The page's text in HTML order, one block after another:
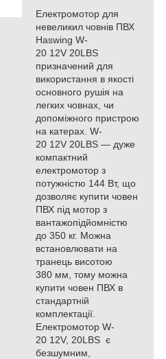
Електромотор для
невеликил човнів ПВХ
Haswing W-
20 12V 20LBS
призначений для
використання в якості
основного рушія на
легких човнах, чи
допоміжного пристрою
на катерах. W-
20 12V 20LBS ― дуже
компактний
електромотор з
потужністю 144 Вт, що
дозволяє купити човен
ПВХ під мотор з
вантажопідйомністю
до 350 кг. Можна
встановлювати на
транець висотою
380 мм, тому можна
купити човен ПВХ в
стандартній
комплектації.
Електромотор W-
20 12V, 20LBS є
безшумним,